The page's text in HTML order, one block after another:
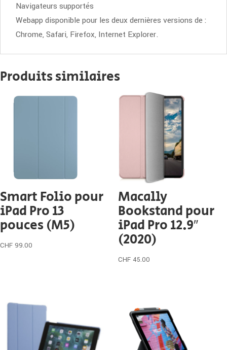
Navigateurs supportés
Webapp disponible pour les deux dernières versions de :
Chrome, Safari, Firefox, Internet Explorer.
Produits similaires
Smart Folio pour
iPad Pro 13
pouces (M5)
CHF 99.00
Macally
Bookstand pour
iPad Pro 12.9″
(2020)
CHF 45.00